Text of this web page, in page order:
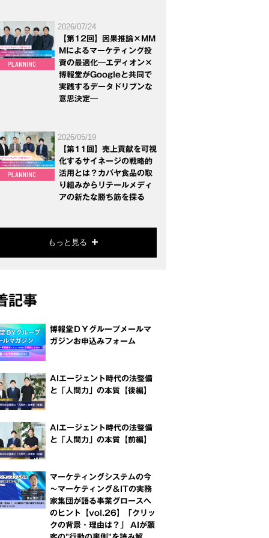
2026/07/24
【第12回】因果推論×MM
Mによるマーケティング投
資の最適化―エディオン×
博報堂がGoogleと共同で
実践するデータドリブンな
意思決定―
2026/05/19
【第11回】売上貢献を可視
化するサイネージの戦略的
活用とは？カバヤ食品の取
り組みからリテールメディ
アの新たな勝ち筋を探る
もっと見る
記事
博報堂ＤＹグループメールマ
ガジンお申込みフォーム
AIエージェント時代の法整備
と「人間力」の本質【後編】
AIエージェント時代の法整備
と「人間力」の本質【前編】
マーケティングシステムの今
～マーケティング＆ITの実務
家集団が語る事業グロースへ
のヒント【vol.26】「クリッ
クの背景・理由は？」 AIが顧